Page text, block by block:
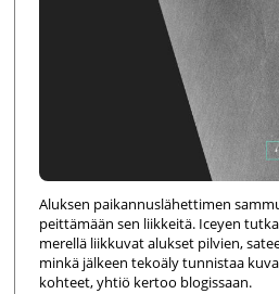
Aluksen paikannuslähettimen
peittämään sen liikkeitä. Iceyen
merellä liikkuvat alukset pilvien,
minkä jälkeen tekoäly tunnistaa
kohteet, yhtiö kertoo blogissaan.